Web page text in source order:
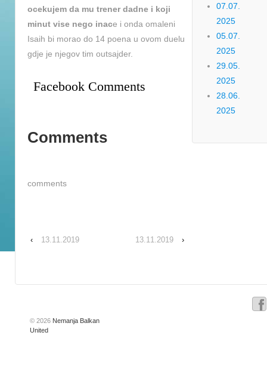
ocekujem da mu trener dadne i koji
minut vise nego inace i onda omaleni
Isaih bi morao do 14 poena u ovom duelu
gdje je njegov tim outsajder.
Facebook Comments
Comments
comments
‹ 13.11.2019 13.11.2019 ›
07.07.
2025
05.07.
2025
29.05.
2025
28.06.
2025
© 2026 Nemanja Balkan
United